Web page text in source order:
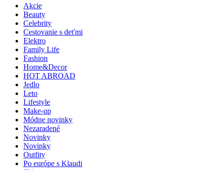
Akcie
Beauty
Celebrity
Cestovanie s deťmi
Elektro
Family Life
Fashion
Home&Decor
HOT ABROAD
Jedlo
Leto
Lifestyle
Make-up
Módne novinky
Nezaradené
Novinky
Novinky
Outfity
Po európe s Klaudi